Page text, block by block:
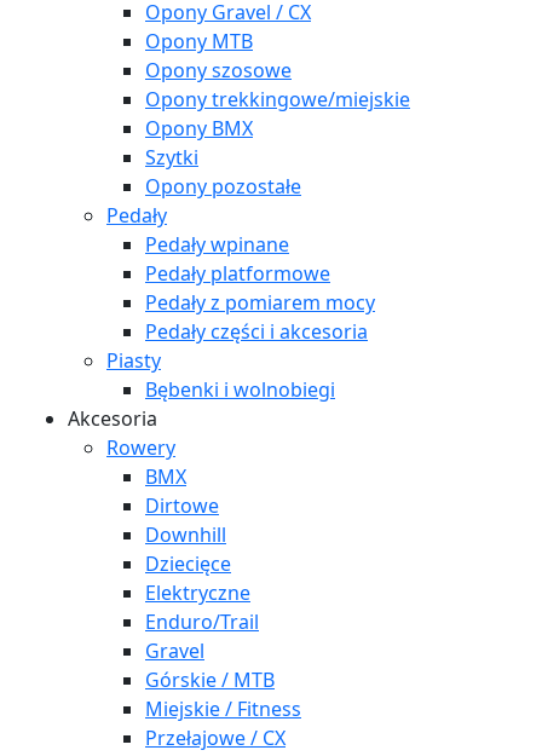
Opony Gravel / CX
Opony MTB
Opony szosowe
Opony trekkingowe/miejskie
Opony BMX
Szytki
Opony pozostałe
Pedały
Pedały wpinane
Pedały platformowe
Pedały z pomiarem mocy
Pedały części i akcesoria
Piasty
Bębenki i wolnobiegi
Akcesoria
Rowery
BMX
Dirtowe
Downhill
Dziecięce
Elektryczne
Enduro/Trail
Gravel
Górskie / MTB
Miejskie / Fitness
Przełajowe / CX